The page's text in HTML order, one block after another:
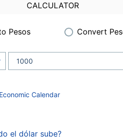
CALCULATOR
Pesos Convert
Economic Calendar
el dólar sube?